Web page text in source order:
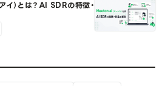
）とは？AI SDRの特徴・